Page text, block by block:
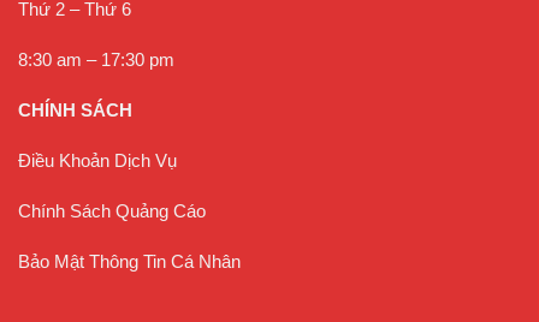
Thứ 2 – Thứ 6
8:30 am – 17:30 pm
CHÍNH SÁCH
Điều Khoản Dịch Vụ
Chính Sách Quảng Cáo
Bảo Mật Thông Tin Cá Nhân